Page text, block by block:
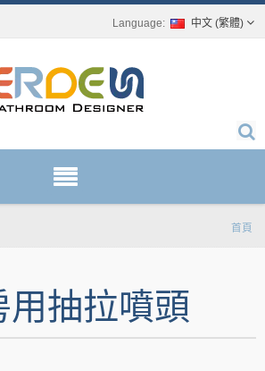
中文 (繁體)
首頁
用抽拉噴頭